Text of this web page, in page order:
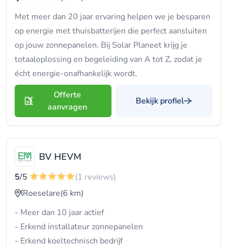
Met meer dan 20 jaar ervaring helpen we je besparen
op energie met thuisbatterijen die perfect aansluiten
op jouw zonnepanelen. Bij Solar Planeet krijg je
totaaloplossing en begeleiding van A tot Z, zodat je
écht energie-onafhankelijk wordt.
Offerte
aanvragen
Bekijk profiel
BV HEVM
5/5
(1 reviews)
Roeselare(6 km)
- Meer dan 10 jaar actief
- Erkend installateur zonnepanelen
- Erkend koeltechnisch bedrijf